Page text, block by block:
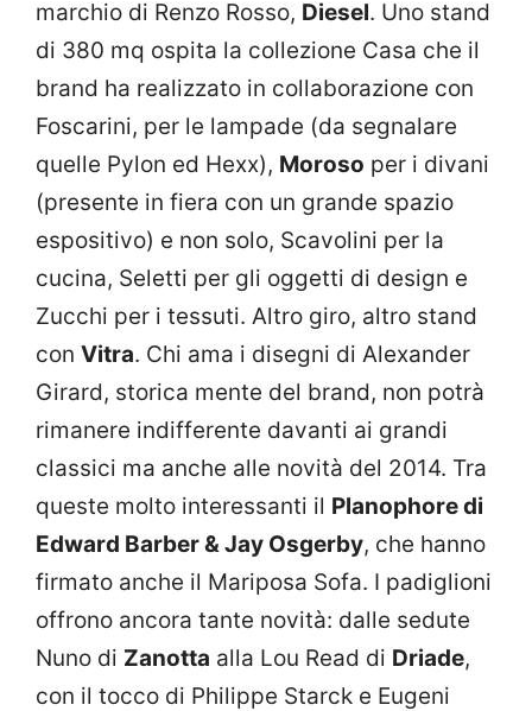
marchio di Renzo Rosso, Diesel. Uno stand
di 380 mq ospita la collezione Casa che il
brand ha realizzato in collaborazione con
Foscarini, per le lampade (da segnalare
quelle Pylon ed Hexx), Moroso per i divani
(presente in fiera con un grande spazio
espositivo) e non solo, Scavolini per la
cucina, Seletti per gli oggetti di design e
Zucchi per i tessuti. Altro giro, altro stand
con Vitra. Chi ama i disegni di Alexander
Girard, storica mente del brand, non potrà
rimanere indifferente davanti ai grandi
classici ma anche alle novità del 2014. Tra
queste molto interessanti il Planophore di
Edward Barber & Jay Osgerby, che hanno
firmato anche il Mariposa Sofa. I padiglioni
offrono ancora tante novità: dalle sedute
Nuno di Zanotta alla Lou Read di Driade,
con il tocco di Philippe Starck e Eugeni